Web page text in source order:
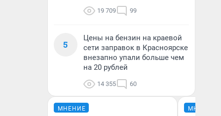
19 709 99
5
Цены на бензин на краевой
сети заправок в Красноярске
внезапно упали больше чем
на 20 рублей
14 355 60
МНЕНИЕ МНЕНИЕ